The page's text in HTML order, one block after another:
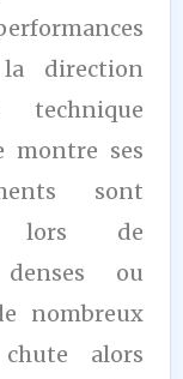
direction
montre ses
sont
lors de
ou
nombreux
alors